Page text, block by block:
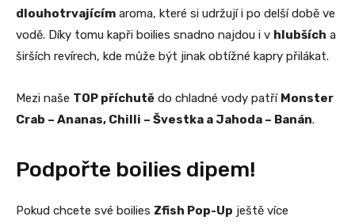
dlouhotrvajícím aroma, které si udržují i po delší době ve
vodě. Díky tomu kapři boilies snadno najdou i v hlubších a
širších revírech, kde může být jinak obtížné kapry přilákat.
Mezi naše TOP příchutě do chladné vody patří Monster
Crab – Ananas, Chilli – Švestka a Jahoda – Banán.
Podpořte boilies dipem!
Pokud chcete své boilies Zfish Pop-Up ještě více